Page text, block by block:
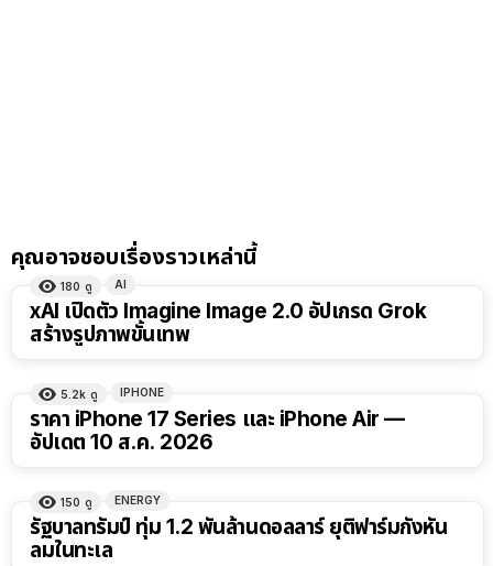
คุณอาจชอบเรื่องราวเหล่านี้
180 ดู AI
xAI เปิดตัว Imagine Image 2.0 อัปเกรด Grok
สร้างรูปภาพขั้นเทพ
5.2k ดู IPHONE
ราคา iPhone 17 Series และ iPhone Air —
อัปเดต 10 ส.ค. 2026
150 ดู ENERGY
รัฐบาลทรัมป์ ทุ่ม 1.2 พันล้านดอลลาร์ ยุติฟาร์มกังหัน
ลมในทะเล